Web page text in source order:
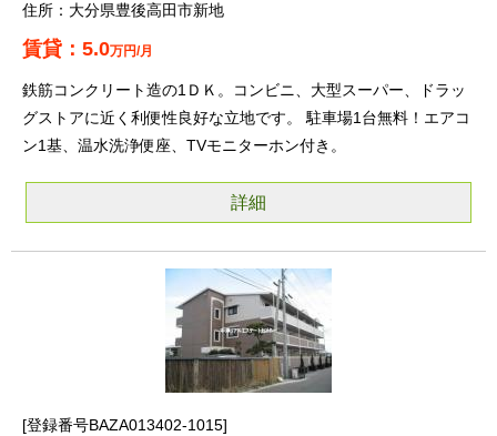
大分県豊後高田市新地
5.0万円/月
鉄筋コンクリート造の1ＤＫ。コンビニ、大型スーパー、ドラッ
グストアに近く利便性良好な立地です。 駐車場1台無料！エアコ
ン1基、温水洗浄便座、TVモニターホン付き。
詳細
登録番号BAZA013402-1015